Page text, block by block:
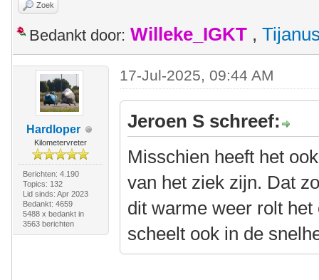
Zoek
Bedankt door: Willeke_IGKT ,
Hardloper
Kilometervreter
Berichten: 4.190
Topics: 132
Lid sinds: Apr 2023
Bedankt: 4659
5488 x bedankt in
3563 berichten
17-Jul-2025, 09:44 AM
Jeroen S schreef:
Misschien heeft het
van het ziek zijn. Dat
dit warme weer rolt
scheelt ook in de